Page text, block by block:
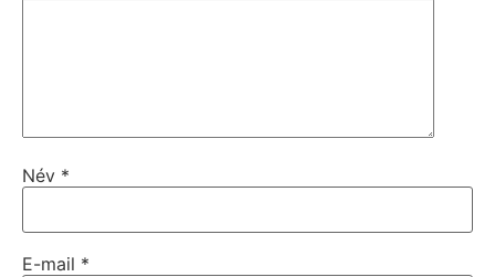
Név *
E-mail *